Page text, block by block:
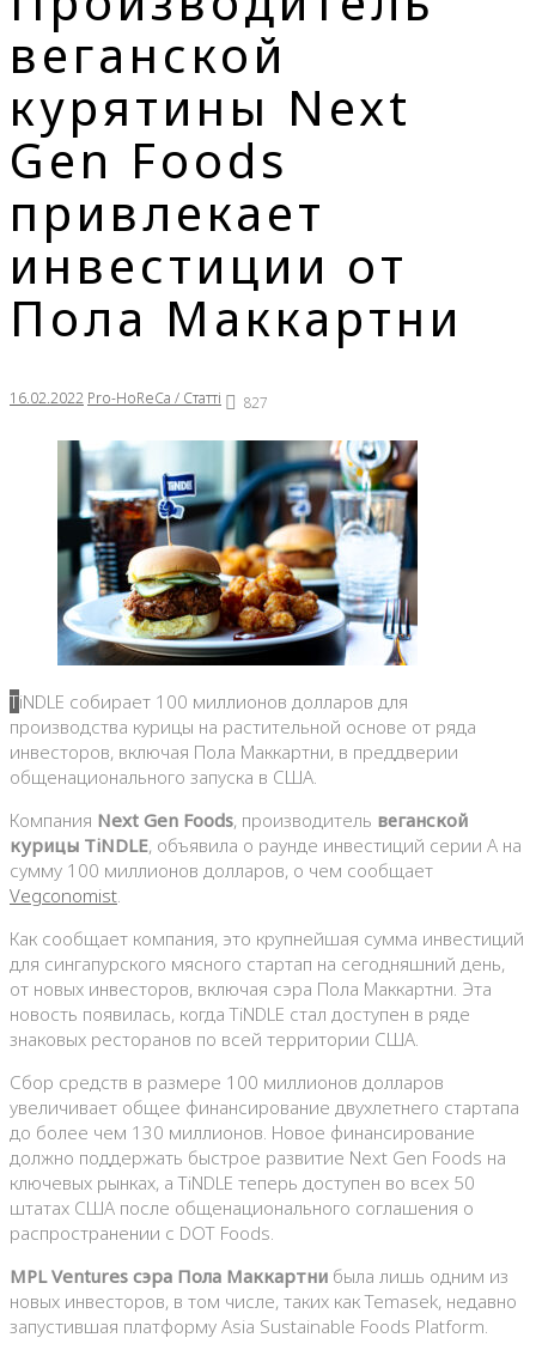
веганской
курятины Next
Gen Foods
привлекает
инвестиции от
Пола Маккартни
16.02.2022 Pro-HoReCa / Статті 827
TiNDLE собирает 100 миллионов долларов для
производства курицы на растительной основе от ряда
инвесторов, включая Пола Маккартни, в преддверии
общенационального запуска в США.
Компания Next Gen Foods, производитель веганской
курицы TiNDLE, объявила о раунде инвестиций серии A на
сумму 100 миллионов долларов, о чем сообщает
Vegconomist.
Как сообщает компания, это крупнейшая сумма инвестиций
для сингапурского мясного стартап на сегодняшний день,
от новых инвесторов, включая сэра Пола Маккартни. Эта
новость появилась, когда TiNDLE стал доступен в ряде
знаковых ресторанов по всей территории США.
Сбор средств в размере 100 миллионов долларов
увеличивает общее финансирование двухлетнего стартапа
до более чем 130 миллионов. Новое финансирование
должно поддержать быстрое развитие Next Gen Foods на
ключевых рынках, а TiNDLE теперь доступен во всех 50
штатах США после общенационального соглашения о
распространении с DOT Foods.
MPL Ventures сэра Пола Маккартни была лишь одним из
новых инвесторов, в том числе, таких как Temasek, недавно
запустившая платформу Asia Sustainable Foods Platform.